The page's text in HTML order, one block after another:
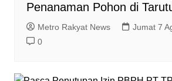
Penanaman Pohon di
Metro Rakyat News
Jumat 7
0